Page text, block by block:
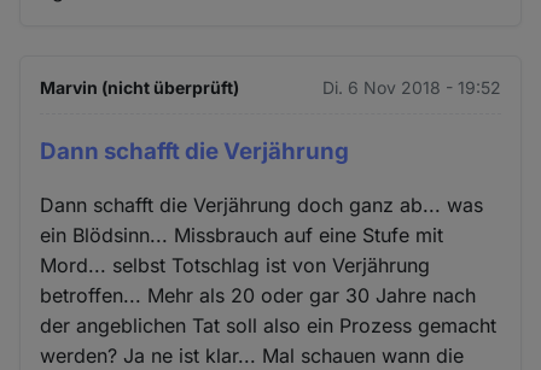
Marvin (nicht überprüft) Di. 6 Nov 2018 - 19:52
Dann schafft die Verjährung
Dann schafft die Verjährung doch ganz ab... was
ein Blödsinn... Missbrauch auf eine Stufe mit
Mord... selbst Totschlag ist von Verjährung
betroffen... Mehr als 20 oder gar 30 Jahre nach
der angeblichen Tat soll also ein Prozess gemacht
werden? Ja ne ist klar... Mal schauen wann die